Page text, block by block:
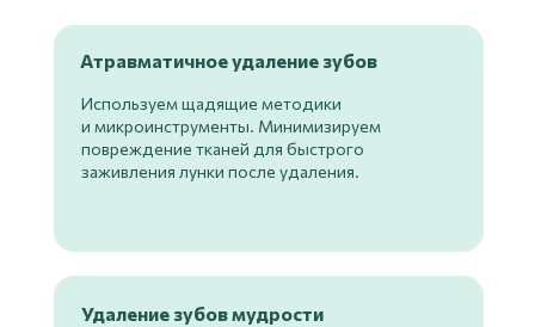
Атравматичное удаление зубов
Используем щадящие методики
и микроинструменты. Минимизируем
повреждение тканей для быстрого
заживления лунки после удаления.
Удаление зубов мудрости